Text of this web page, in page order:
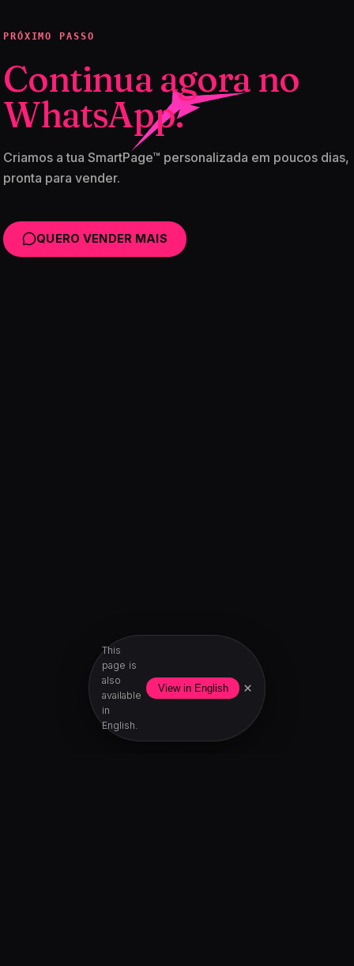
This
page is
also
available
in
English.
View in English ×
PRÓXIMO PASSO
Continua agora no
WhatsApp.
Criamos a tua SmartPage™ personalizada em poucos dias,
pronta para vender.
QUERO VENDER MAIS